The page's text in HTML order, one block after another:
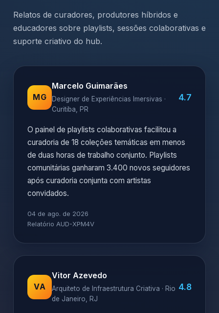
Relatos de curadores, produtores híbridos e
educadores sobre playlists, sessões colaborativas e
suporte criativo do hub.
MG
Marcelo Guimarães
Designer de Experiências Imersivas ·
Curitiba, PR
4.7
O painel de playlists colaborativas facilitou a
curadoria de 18 coleções temáticas em menos
de duas horas de trabalho conjunto. Playlists
comunitárias ganharam 3.400 novos seguidores
após curadoria conjunta com artistas
convidados.
04 de ago. de 2026
Relatório AUD-XPM4V
VA
Vitor Azevedo
Arquiteto de Infraestrutura Criativa · Rio
de Janeiro, RJ
4.8